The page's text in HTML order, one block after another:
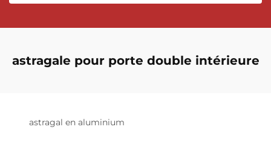
astragale pour porte double intérieure
astragal en aluminium